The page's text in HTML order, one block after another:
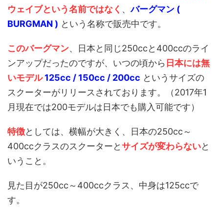
ウェイブという名前ではなく 、バーグマン (
BURGMAN ) という名称で販売中です。
このバーグマン、日本と同じ250ccと400ccのライ
ンアップだったのですが、いつの頃から 日本には無
いモデル125cc / 150cc / 200cc というサイズの
スクーターがリリースされております。（2017年1
月現在では200モデルは日本でも購入可能です）
特徴としては、横幅が大きく、日本の250cc～
400ccクラスのスクーターとサイズが変わらないと
いうこと。
見た目が250cc～400ccクラス、中身は125ccで
す。